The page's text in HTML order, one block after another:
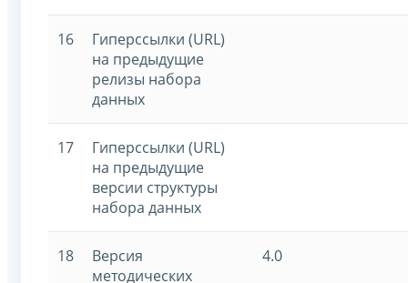
16
Гиперссылки (URL)
на предыдущие
релизы набора
данных
17
Гиперссылки (URL)
на предыдущие
версии структуры
набора данных
18
Версия
методических
4.0